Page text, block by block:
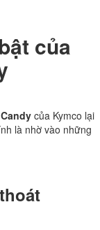
của
của Kymco lại
là nhờ vào những